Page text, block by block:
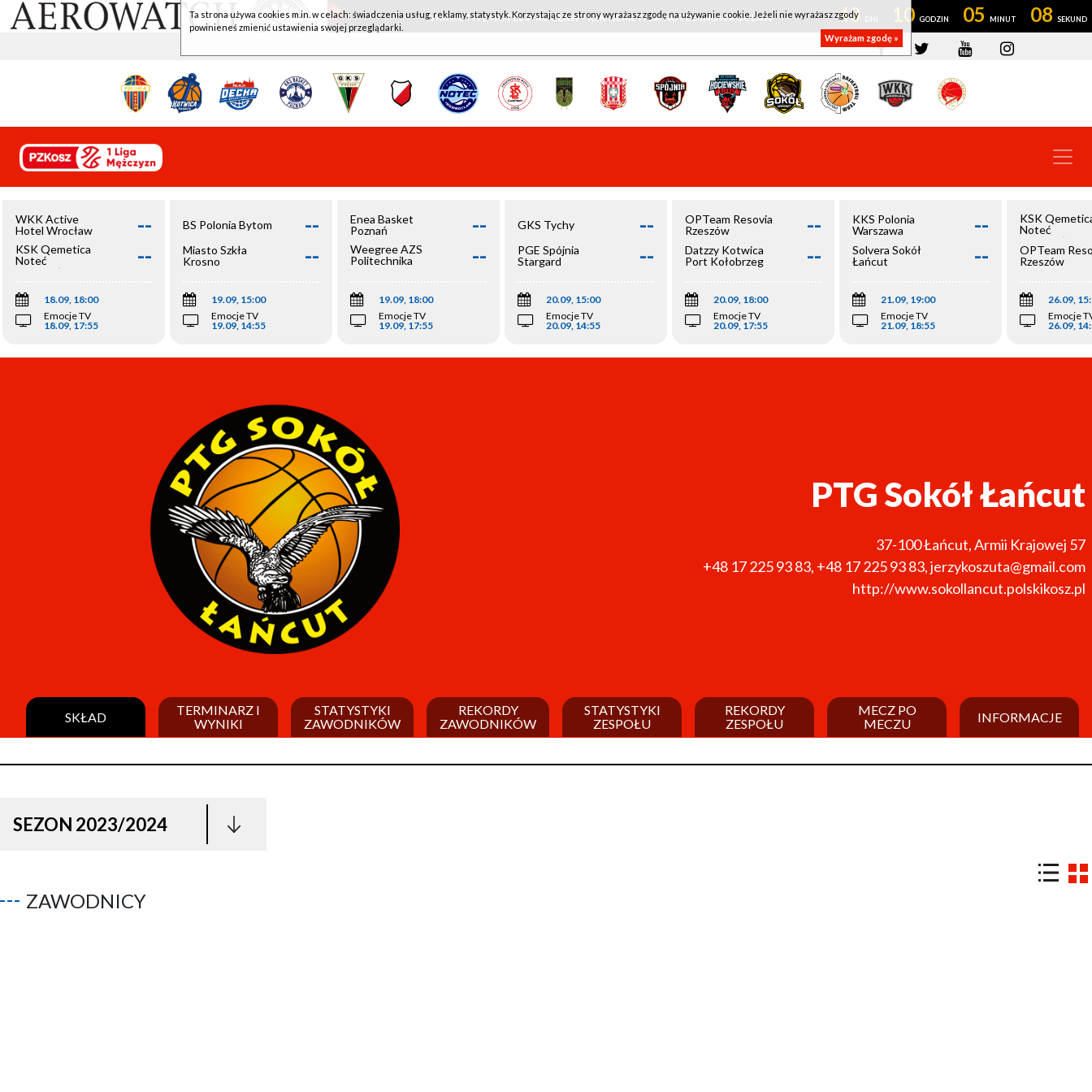
WKK ACTIVE HOTEL WROCŁAW - KSK QEMETICA NOTEĆ INOWROCŁAW 43 10 05 08
WKK Active
Hotel Wrocław
--
KSK Qemetica
Noteć
Inowrocław
--
18.09, 18:00
Emocje TV
18.09, 17:55
BS Polonia Bytom --
Miasto Szkła
Krosno
--
19.09, 15:00
Emocje TV
19.09, 14:55
Enea Basket
Poznań
--
Weegree AZS
Politechnika
--
19.09, 18:00
Emocje TV
19.09, 17:55
GKS Tychy --
PGE Spójnia
Stargard
--
20.09, 15:00
Emocje TV
20.09, 14:55
OPTeam Resovia
Rzeszów
--
Datzzy Kotwica
Port Kołobrzeg
--
20.09, 18:00
Emocje TV
20.09, 17:55
KKS Polonia
Warszawa
--
Solvera Sokół
Łańcut
--
21.09, 19:00
Emocje TV
21.09, 18:55
KSK
Noteć
Inowrocław
OPTeam
Rzeszów
26.09,
Emocje
26.09,
PTG Sokół Łańcut
37-100Łańcut,Armii Krajowej 57
+48 17 225 93 83, +48 17 225 93 83,jerzykoszuta@gmail.com
http://www.sokollancut.polskikosz.pl
SKŁAD
TERMINARZ I
WYNIKI
STATYSTYKI
ZAWODNIKÓW
REKORDY
ZAWODNIKÓW
STATYSTYKI
ZESPOŁU
REKORDY
ZESPOŁU
MECZ PO
MECZU
INFORMACJE
SEZON 2023/2024
ZAWODNICY
Ta strona używa cookies m.in. w celach: świadczenia usług, reklamy, statystyk. Korzystając ze strony wyrażasz zgodę na używanie cookie. Jeżeli nie wyrażasz zgody
powinieneś zmienić ustawienia swojej przeglądarki.
Wyrażam zgodę »